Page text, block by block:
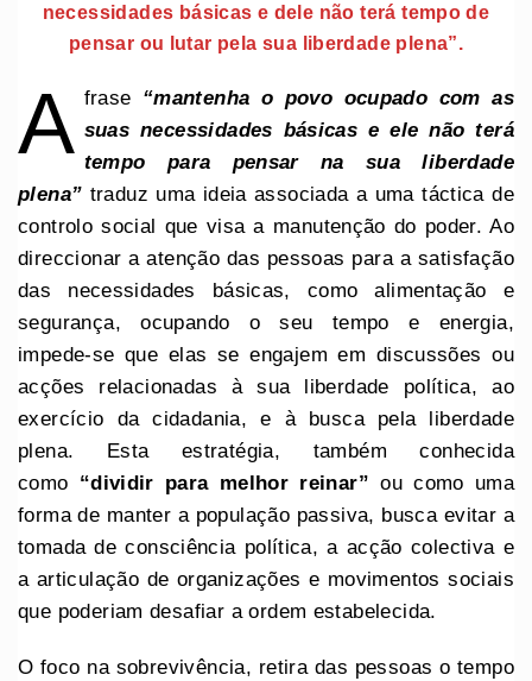
necessidades básicas e dele não terá tempo de
pensar ou lutar pela sua liberdade plena”.
A frase “mantenha o povo ocupado com as
suas necessidades básicas e ele não terá
tempo para pensar na sua liberdade
plena” traduz uma ideia associada a uma táctica de
controlo social que visa a manutenção do poder. Ao
direccionar a atenção das pessoas para a satisfação
das necessidades básicas, como alimentação e
segurança, ocupando o seu tempo e energia,
impede-se que elas se engajem em discussões ou
acções relacionadas à sua liberdade política, ao
exercício da cidadania, e à busca pela liberdade
plena. Esta estratégia, também conhecida
como “dividir para melhor reinar” ou como uma
forma de manter a população passiva, busca evitar a
tomada de consciência política, a acção colectiva e
a articulação de organizações e movimentos sociais
que poderiam desafiar a ordem estabelecida.
O foco na sobrevivência, retira das pessoas o tempo